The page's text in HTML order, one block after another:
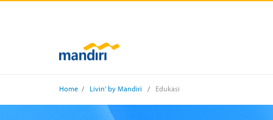
Home / Livin' by Mandiri / Edukasi